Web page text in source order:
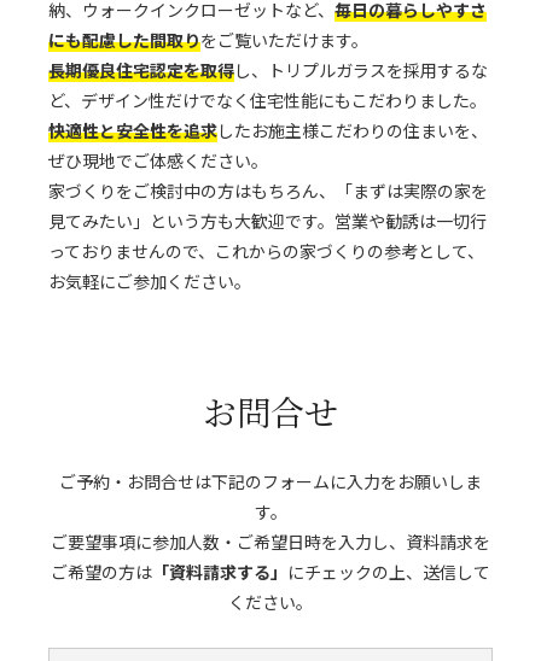
納、ウォークインクローゼットなど、 毎日の暮らしやすさ
にも配慮した間取りをご覧いただけます。
長期優良住宅認定を取得し、トリプルガラスを採用するな
ど、デザイン性だけでなく住宅性能にもこだわりました。
快適性と安全性を追求したお施主様こだわりの住まいを、
ぜひ現地でご体感ください。
家づくりをご検討中の方はもちろん、「まずは実際の家を
見てみたい」という方も大歓迎です。営業や勧誘は一切行
っておりませんので、これからの家づくりの参考として、
お気軽にご参加ください。
お問合せ
ご予約・お問合せは下記のフォームに入力をお願いしま
す。
ご要望事項に参加人数・ご希望日時を入力し、資料請求を
ご希望の方は 「資料請求する」 にチェックの上、送信して
ください。